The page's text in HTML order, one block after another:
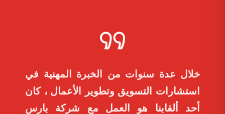
خلال عدة سنوات من الخبرة المهنية في
استشارات التسويق وتطوير الأعمال ، كان
أحد ألقابنا هو العمل مع شركة بارس